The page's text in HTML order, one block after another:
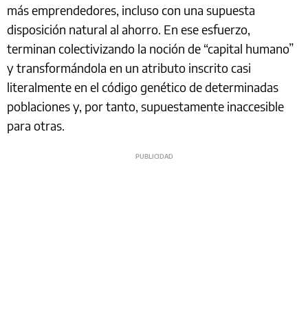
más emprendedores, incluso con una supuesta
disposición natural al ahorro. En ese esfuerzo,
terminan colectivizando la noción de “capital humano”
y transformándola en un atributo inscrito casi
literalmente en el código genético de determinadas
poblaciones y, por tanto, supuestamente inaccesible
para otras.